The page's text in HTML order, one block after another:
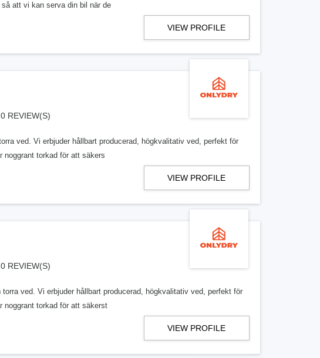
att vi kan serva din bil när de
VIEW PROFILE
0 REVIEW(S)
ved. Vi erbjuder hållbart producerad, högkvalitativ ved, perfekt för
noggrant torkad för att säkers
VIEW PROFILE
0 REVIEW(S)
ved. Vi erbjuder hållbart producerad, högkvalitativ ved, perfekt för
noggrant torkad för att säkerst
VIEW PROFILE